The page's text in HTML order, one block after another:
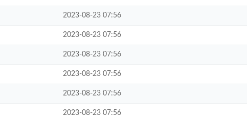
2023-08-23 07:56
2023-08-23 07:56
2023-08-23 07:56
2023-08-23 07:56
2023-08-23 07:56
2023-08-23 07:56